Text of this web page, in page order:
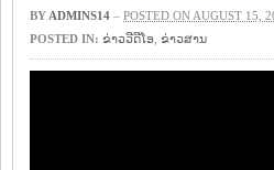
BY ADMINS14 – POSTED ON AUGUST 15,
POSTED IN: ຂ່າວ​ວີ​ດີ​ໂອ ​ຂ່າວ​ສານ